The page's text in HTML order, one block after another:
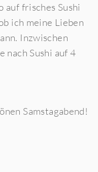
frisches Sushi
ich meine Lieben
Inzwischen
nach Sushi auf 4
Samstagabend!